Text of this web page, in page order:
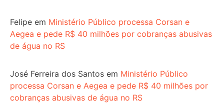
Felipe em Ministério Público processa Corsan e
Aegea e pede R$ 40 milhões por cobranças abusivas
de água no RS
José Ferreira dos Santos em Ministério Público
processa Corsan e Aegea e pede R$ 40 milhões por
cobranças abusivas de água no RS